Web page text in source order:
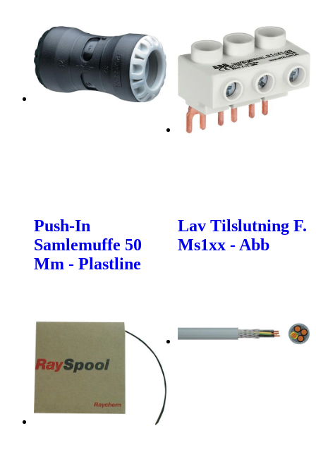
Push-In
Samlemuffe 50
Mm - Plastline
Lav Tilslutning F.
Ms1xx - Abb